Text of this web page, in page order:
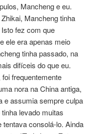
Mancheng e eu.
Mancheng tinha
fez com que
ele era apenas meio
tinha passado, na
difíceis do que eu.
frequentemente
nora na China antiga,
e assumia sempre culpa
levado muitas
consolá-lo. Ainda